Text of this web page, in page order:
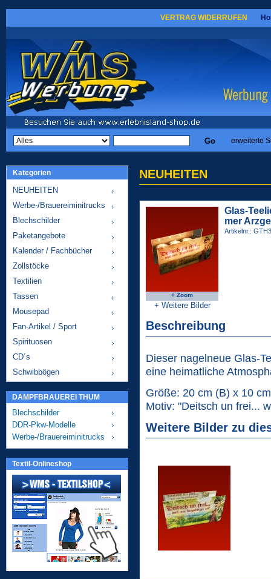
VERTRAG WIDERRUFEN
erweiterte
Kategorien
NEUHEITEN
Werbe-/Brauereiminitrucks
Blechschilder
Paketangebote
Kalender / Fachbücher
Zollstöcke
Textilien
Tassen
Mousepad
Fan-Artikel / Sport
Spirituosen
CD´s
Schwibbögen
DAMPFBRAUEREI THUM
Blechschilder
DDR-Pkw-Modelle
Werbe-/Brauereiminitrucks
Textil-Onlineshop
NEUHEITEN
+ Zoom
+ Weitere Bilder
Glas-
mer
Artikelnr.:
Beschreibung
Dieser nagelneue Glas-
eine heimatliche
Größe: 20 cm (B) x 10
Motiv: "Deitsch un frei...
Weitere Bilder zu